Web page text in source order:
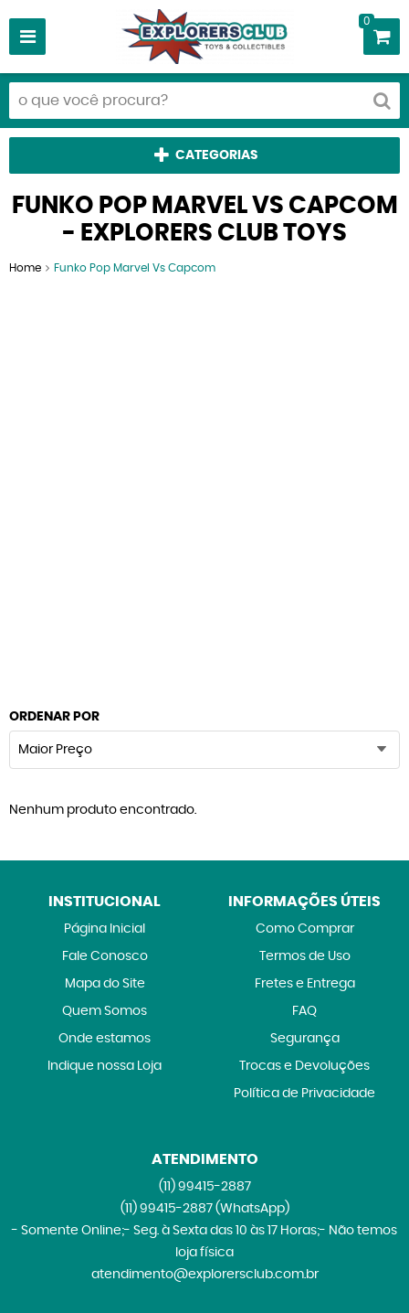
0
CATEGORIAS
FUNKO POP MARVEL VS CAPCOM
- EXPLORERS CLUB TOYS
Home Funko Pop Marvel Vs Capcom
ORDENAR POR
Maior Preço
Nenhum produto encontrado.
INSTITUCIONAL
Página Inicial
Fale Conosco
Mapa do Site
Quem Somos
Onde estamos
Indique nossa Loja
INFORMAÇÕES ÚTEIS
Como Comprar
Termos de Uso
Fretes e Entrega
FAQ
Segurança
Trocas e Devoluções
Política de Privacidade
ATENDIMENTO
(11)99415-2887
(11)99415-2887 (WhatsApp)
- Somente Online;- Seg. à Sexta das 10 às 17 Horas;- Não temos
loja física
atendimento@explorersclub.com.br